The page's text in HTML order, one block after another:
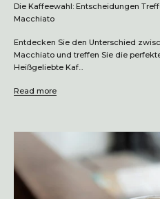
Die Kaffeewahl: Entscheidungen
Macchiato
Entdecken Sie den Unterschied
Macchiato und treffen Sie die
Heißgeliebte Kaf...
Read more